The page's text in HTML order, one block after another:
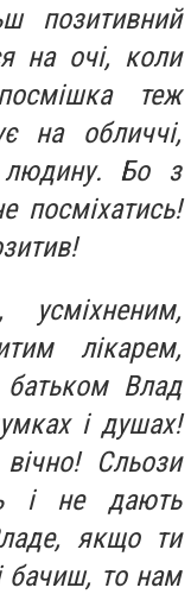
позитивний
на очі, коли
теж
на обличчі,
людину. Бо з
посміхатись!
лікарем,
Влад
і душах!
Сльози
і не дають
якщо ти
бачиш, то нам